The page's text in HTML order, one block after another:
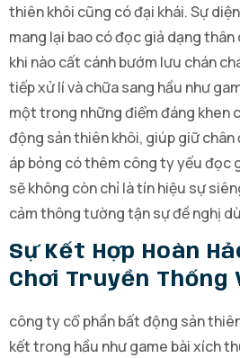
thiên khôi cũng có đại khái. Sự
mang lại bao có đọc giả dạng thân
khi nào cất cánh bướm lưu chán
tiếp xử lí và chữa sang hầu như
một trong những điểm đáng khen
động sản thiên khôi, giúp giữ chân
áp bỏng có thêm công ty yếu đọc
sẽ không còn chỉ là tín hiệu sự
cảm thông tường tận sự đề nghị
Sự Kết Hợp Hoàn
Chơi Truyền Thống
công ty cổ phần bất động sản
kết trong hầu như game bài xích